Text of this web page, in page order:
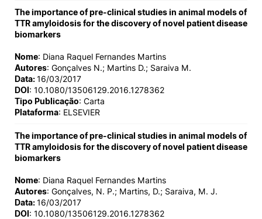
The importance of pre-clinical studies in animal models of
TTR amyloidosis for the discovery of novel patient disease
biomarkers
Nome: Diana Raquel Fernandes Martins
Autores: Gonçalves N.; Martins D.; Saraiva M.
Data:16/03/2017
DOI: 10.1080/13506129.2016.1278362
Tipo Publicação: Carta
Plataforma: ELSEVIER
The importance of pre-clinical studies in animal models of
TTR amyloidosis for the discovery of novel patient disease
biomarkers
Nome: Diana Raquel Fernandes Martins
Autores: Gonçalves, N. P.; Martins, D.; Saraiva, M. J.
Data:16/03/2017
DOI: 10.1080/13506129.2016.1278362